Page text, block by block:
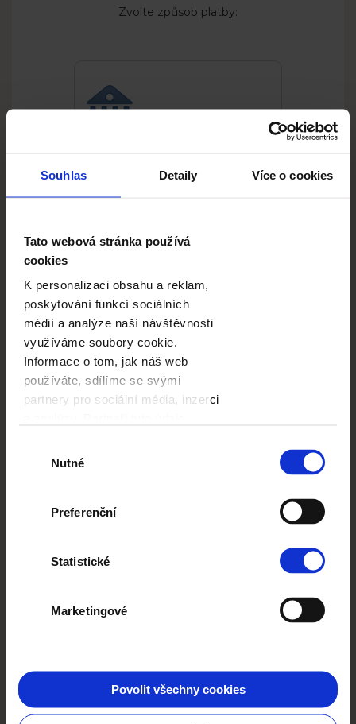
Souhlas Detaily Více o cookies
Tato webová stránka používá
cookies
K personalizaci obsahu a reklam,
poskytování funkcí sociálních
médií a analýze naší návštěvnosti
využíváme soubory cookie.
Informace o tom, jak náš web
používáte, sdílíme se svými
partnery pro sociální média, inzerci
a analýzy. Partneři tyto údaje
informacemi, které jste jim poskytli
souhlasuNutné
Preferenční
Statistické
Marketingové
Povolit všechny cookies
Zvolte způsob platby:
Kreditní karta